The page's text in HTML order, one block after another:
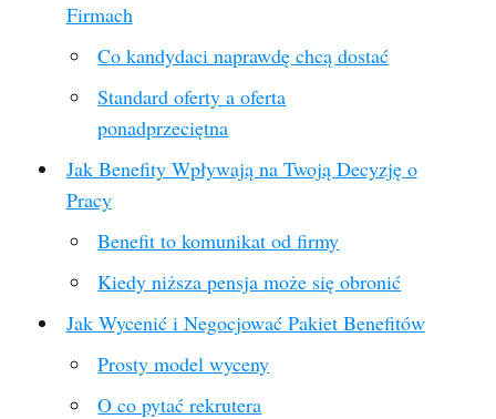
Firmach
Co kandydaci naprawdę chcą dostać
Standard oferty a oferta
ponadprzeciętna
Jak Benefity Wpływają na Twoją Decyzję o
Pracy
Benefit to komunikat od firmy
Kiedy niższa pensja może się obronić
Jak Wycenić i Negocjować Pakiet Benefitów
Prosty model wyceny
O co pytać rekrutera